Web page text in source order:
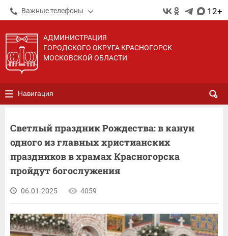
Важные телефоны 12+
АДМИНИСТРАЦИЯ
ГОРОДСКОГО ОКРУГА КРАСНОГОРСК
МОСКОВСКОЙ ОБЛАСТИ
Навигация
Светлый праздник Рождества: в канун
одного из главных христианских
праздников в храмах Красногорска
пройдут богослужения
06.01.2025 4059